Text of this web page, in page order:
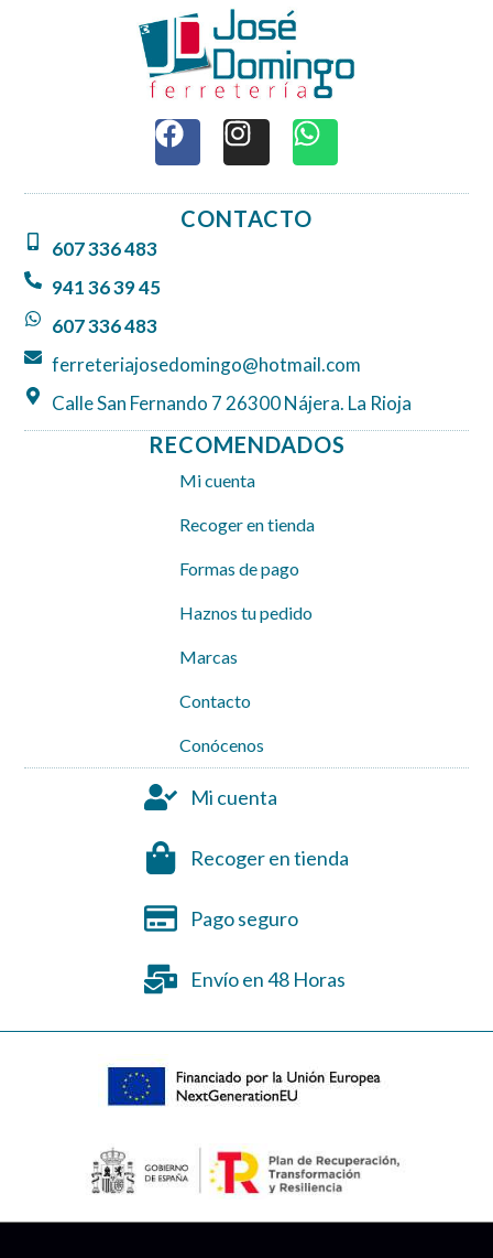
F
a
c
e
b
I
n
s
t
a
W
h
a
t
CONTACTO
607 336 483
941 36 39 45
607 336 483
ferreteriajosedomingo@hotmail.com
Calle San Fernando 7 26300 Nájera. La Rioja
RECOMENDADOS
Mi cuenta
Recoger en tienda
Formas de pago
Haznos tu pedido
Marcas
Contacto
Conócenos
Mi cuenta
Recoger en tienda
Pago seguro
Envío en 48 Horas